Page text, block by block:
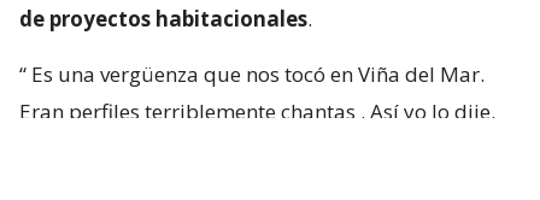
de proyectos habitacionales.
“ Es una vergüenza que nos tocó en Viña del Mar.
Eran perfiles terriblemente chantas . Así yo lo dije.